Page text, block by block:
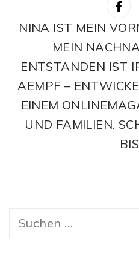
NINA IST MEIN
MEIN
ENTSTANDEN IST
AEMPF –
EINEM
UND FAMILIEN.
Suchen